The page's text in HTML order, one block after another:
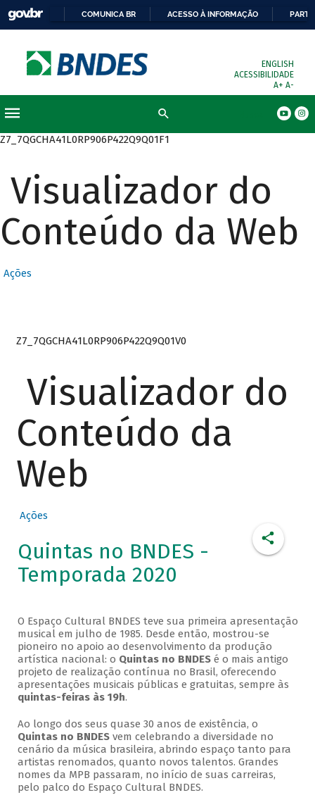
COMUNICA BR ACESSO À INFORMAÇÃO
ENGLISH
ACESSIBILIDADE
A+ A-
Z7_7QGCHA41L0RP906P422Q9Q01F1
Visualizador do
Conteúdo da Web
Ações
Z7_7QGCHA41L0RP906P422Q9Q01V0
Visualizador do
Conteúdo da
Web
Ações
Quintas no BNDES -
Temporada 2020
O Espaço Cultural BNDES teve sua primeira apresentação
musical em julho de 1985. Desde então, mostrou-se
pioneiro no apoio ao desenvolvimento da produção
artística nacional: o Quintas no BNDESé o mais antigo
projeto de realização contínua no Brasil, oferecendo
apresentações musicais públicas e gratuitas, sempre às
quintas-feiras às 19h.
Ao longo dos seus quase 30 anos de existência, o
Quintas no BNDESvem celebrando a diversidade no
cenário da música brasileira, abrindo espaço tanto para
artistas renomados, quanto novos talentos. Grandes
nomes da MPB passaram, no início de suas carreiras,
pelo palco do Espaço Cultural BNDES.